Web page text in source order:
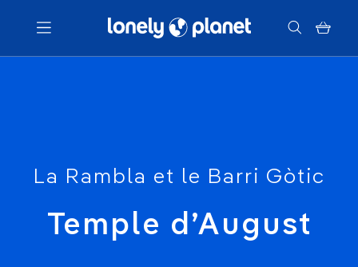
Menu
La Rambla et le Barri Gòtic
Temple d’August